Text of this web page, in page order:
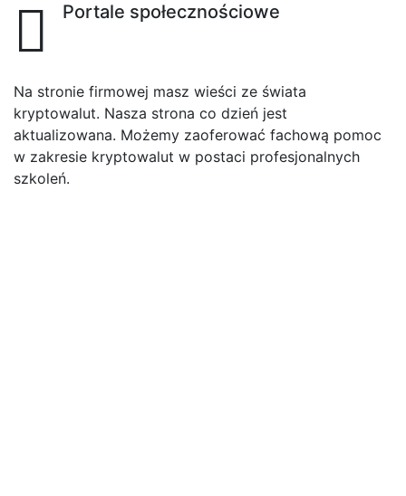
Portale społecznościowe
Na stronie firmowej masz wieści ze świata
kryptowalut. Nasza strona co dzień jest
aktualizowana. Możemy zaoferować fachową pomoc
w zakresie kryptowalut w postaci profesjonalnych
szkoleń.